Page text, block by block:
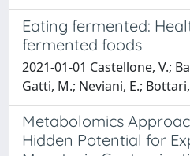
Eating fermented:
fermented foods
2021-01-01 Castellone, V.;
Gatti, M.; Neviani, E.;
Metabolomics
Hidden Potential for